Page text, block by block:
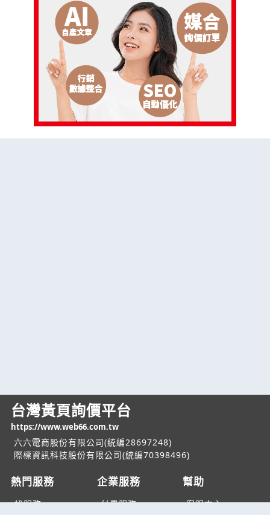
台灣黃頁詢價平台
https://www.web66.com.tw
六六電商股份有限公司(統編28697248)
際標資訊科技股份有限公司(統編70398496)
熱門服務
找服務
企業服務
付費服務
幫助
客服中心